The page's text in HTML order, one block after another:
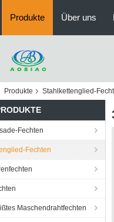
Produkte Über uns
Produkte Stahlkettenglied-
Fechten
Fechten
Maschendrahtfechten